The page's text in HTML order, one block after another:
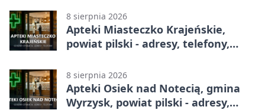
8 sierpnia 2026
Apteki Miasteczko Krajeńskie,
powiat pilski - adresy, telefony,
8 sierpnia 2026
Apteki Osiek nad Notecią, gmina
Wyrzysk, powiat pilski - adresy,